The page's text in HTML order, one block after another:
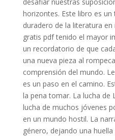
horizontes. Este libro es
duradero de la literatura en
gratis pdf tenido el mayor
un recordatorio de que
una nueva pieza al
comprensión del mundo.
es un paso en el camino.
la pena tomar. La lucha de
lucha de muchos jóvenes
en un mundo hostil. La
género, dejando una